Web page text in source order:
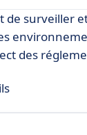
surveiller
des